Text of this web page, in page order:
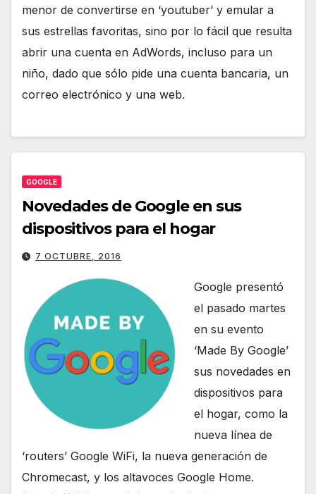
menor de convertirse en ‘youtuber’ y emular a
sus estrellas favoritas, sino por lo fácil que resulta
abrir una cuenta en AdWords, incluso para un
niño, dado que sólo pide una cuenta bancaria, un
correo electrónico y una web.
GOOGLE
Novedades de Google en sus
dispositivos para el hogar
7 OCTUBRE, 2016
Google presentó
el pasado martes
en su evento
‘Made By Google’
sus novedades en
dispositivos para
el hogar, como la
nueva línea de
‘routers’ Google WiFi, la nueva generación de
Chromecast, y los altavoces Google Home.